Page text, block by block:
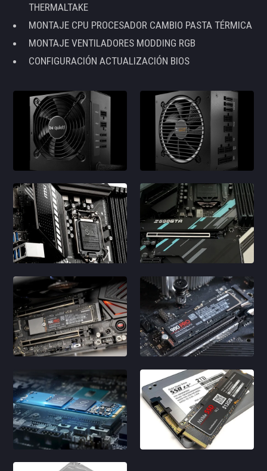
THERMALTAKE
MONTAJE CPU PROCESADOR CAMBIO PASTA TÉRMICA
MONTAJE VENTILADORES MODDING RGB
CONFIGURACIÓN ACTUALIZACIÓN BIOS